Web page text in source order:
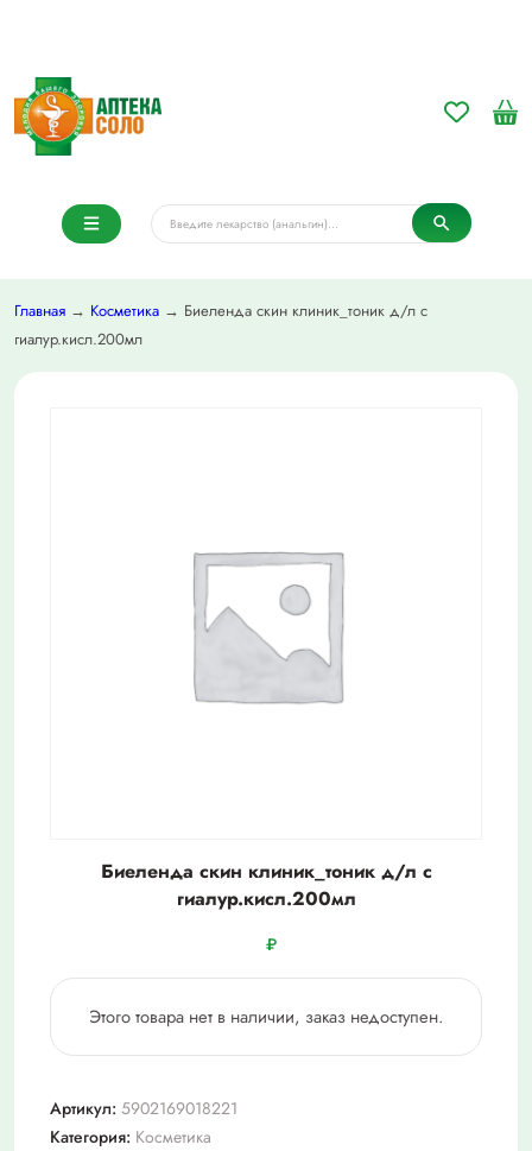
Главная → Косметика → Биеленда скин клиник_тоник д/л с
гиалур.кисл.200мл
Биеленда скин клиник_тоник д/л с
гиалур.кисл.200мл
₽
Этого товара нет в наличии, заказ недоступен.
Артикул: 5902169018221
Категория: Косметика